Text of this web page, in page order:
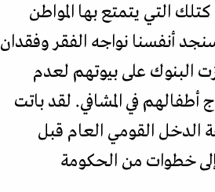
التي يتمتع بها المواطن
سنجد أنفسنا نواجه الفقر وفقدان
البنوك على بيوتهم لعدم
في المشافي. لقد باتت
الدخل القومي العام قبل
إلى خطوات من الحكومة